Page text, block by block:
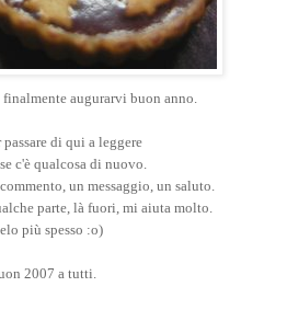
finalmente augurarvi buon anno.
passare di qui a leggere
c'è qualcosa di nuovo.
un messaggio, un saluto.
parte, là fuori, mi aiuta molto.
più spesso :o)
2007 a tutti.